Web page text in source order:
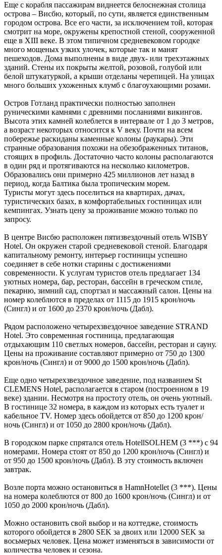
Еще с корабля пассажирам виднеется белоснежная столица
острова – Висбю, который, по сути, является единственным
городом острова. Все его части, за исключением той, которая
смотрит на море, окружены крепостной стеной, сооруженной
еще в XIII веке. В этом типичном средневековом городке
много мощеных узких улочек, которые так и манят
пешеходов. Дома выполнены в виде двух- или трехэтажных
зданий. Стены их покрыты желтой, розовой, голубой или
белой штукатуркой, а крыши отделаны черепицей. На улицах
много больших ухоженных клумб с благоухающими розами.
Остров Готланд практически полностью заполнен
руническими камнями с древними посланиями викингов.
Высота этих камней колеблется в интервале от 1 до 3 метров,
а возраст некоторых относится к V веку. Почти на всем
побережье раскиданы каменные колоны (раукары). Эти
странные образования похожи на обезображенных титанов,
стоящих в профиль. Достаточно часто колоны располагаются
в один ряд и протягиваются на несколько километров.
Образовались они примерно 425 миллионов лет назад в
период, когда Балтика была тропическим морем.
Туристы могут здесь поселиться на квартирах, дачах,
туристических базах, в комфортабельных гостиницах или
кемпингах. Узнать цену за проживание можно только по
запросу.
В центре Висбю расположен пятизвездочный отель WISBY
Hotel. Он окружен старой средневековой стеной. Благодаря
капитальному ремонту, интерьер гостиницы успешно
соединяет в себе нотки старины с достижениями
современности. К услугам туристов отель предлагает 134
уютных номера, бар, ресторан, бассейн в греческом стиле,
пекарню, зимний сад, спортзал и массажный салон. Цены на
номер колеблются в пределах от 1115 до 1915 крон/ночь
(Сингл) и от 1600 до 2370 крон/ночь (Дабл).
Рядом расположено четырехзвездочное заведение STRAND
Hotel. Это современная гостиница, предлагающая
отдыхающим 110 светлых номеров, бассейн, ресторан и сауну.
Цены на проживание составляют примерно от 750 до 1300
крон/ночь (Сингл) и от 9000 до 1500 крон/ночь (Дабл).
Еще одно четырехзвездочное заведение, под названием St
CLEMENS Hotel, располагается в старом (построенном в 19
веке) здании. Несмотря на простоту отель, он очень уютный.
В гостинице 32 номера, в каждом из которых есть туалет и
кабельное TV. Номер здесь обойдется от 850 до 1200 крон/
ночь (Сингл) и от 1050 до 2800 крон/ночь (Дабл).
В городском парке спрятался отель HotellSOLHEM (3 ***) с 94
номерами. Номера стоят от 850 до 1200 крон/ночь (Сингл) и
от 950 до 1500 крон/ночь (Дабл). В эту стоимость включен
завтрак.
Возле порта можно остановиться в HamnHotellet (3 ***). Цены
на номера колеблются от 800 до 1600 крон/ночь (Сингл) и от
1050 до 2000 крон/ночь (Дабл).
Можно остановить свой выбор и на коттедже, стоимость
которого обойдется в 2800 SEK за двоих или 12000 SEK за
восьмерых человек. Цена может изменяться в зависимости от
количества человек и сезона.